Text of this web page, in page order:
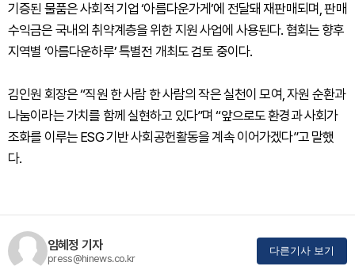
기증된 물품은 사회적 기업 ‘아름다운가게’에 전달돼 재판매되며, 판매
수익금은 국내외 취약계층을 위한 지원 사업에 사용된다. 협회는 향후
지역별 ‘아름다운하루’ 특별전 개최도 검토 중이다.
김인원 회장은 “직원 한 사람 한 사람의 작은 실천이 모여, 자원 순환과
나눔이라는 가치를 함께 실현하고 있다”며 “앞으로도 환경과 사회가
조화를 이루는 ESG 기반 사회공헌활동을 계속 이어가겠다”고 말했
다.
임혜정 기자
press@hinews.co.kr
다른기사 보기